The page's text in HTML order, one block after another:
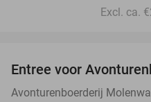
Excl. ca.
Entree voor
Avonturenboerderij